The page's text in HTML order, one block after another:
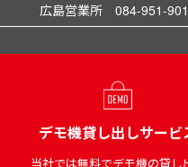
広島営業所 084-951-
デモ機貸し出しサービ
当社では無料でデモ機の貸し